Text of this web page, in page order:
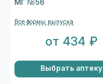
МГ №56
Все формы выпуска
от 434 ₽
Выбрать аптеку